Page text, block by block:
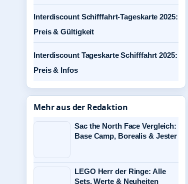
Interdiscount Schifffahrt-Tageskarte 2025:
Preis & Gültigkeit
Interdiscount Tageskarte Schifffahrt 2025:
Preis & Infos
Mehr aus der Redaktion
Sac the North Face Vergleich:
Base Camp, Borealis & Jester
LEGO Herr der Ringe: Alle
Sets, Werte & Neuheiten